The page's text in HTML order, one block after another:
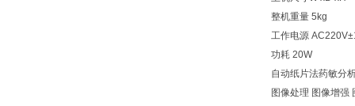
整机重量 5kg
工作电源
功耗 20W
自动纸片法药敏分
图像处理 图像增强